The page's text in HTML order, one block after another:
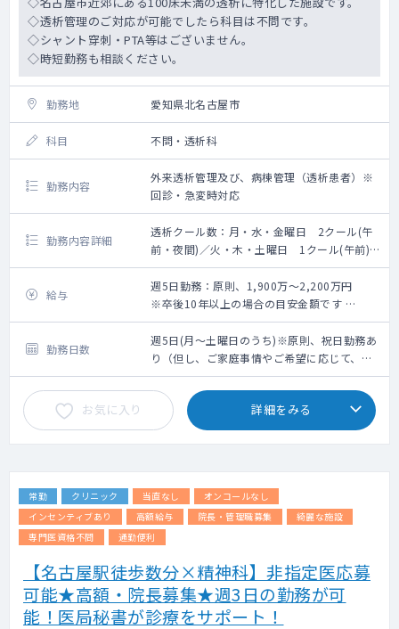
◇透析管理のご対応が可能でしたら科目は不問です。
◇シャント穿刺・PTA等はございません。
◇時短勤務も相談ください。
勤務地 愛知県北名古屋市
科目 不問・透析科
勤務内容
外来透析管理及び、病棟管理（透析患者）※
回診・急変時対応
勤務内容詳細
透析クール数：月・水・金曜日 2クール(午
前・夜間)／火・木・土曜日 1クール(午前)
■業務内容：外来透析管理及び、病棟管理(透
析患者)（回診・急変時対応）
・月水金：月水金は午前と夜間の2クール
・火木土：午前の1クールのみ
・入院透析管理：最大100人（100床）
・夜間透析の実施：有(月水金) ※最終透析開
始時刻：18:30/最終透析終了時刻：22:30
※腹膜透析の実施：有
給与
週5日勤務：原則、1,900万～2,200万円
※卒後10年以上の場合の目安金額です
※個々の詳細金額は、面談を経たうえでの人
物評価、スキル、勤務条件による
勤務日数
週5日(月～土曜日のうち)※原則、祝日勤務あ
り（但し、ご家庭事情やご希望に応じて、祝
日休みも応相談）
お気に入り 詳細をみる
常勤 クリニック 当直なし
オンコールなし
インセンティブあり
高額給与 院長・管理職募集
綺麗な施設
専門医資格不問
通勤便利
【名古屋駅徒歩数分×精神科】非指定医応募
可能★高額・院長募集★週3日の勤務が可
能！医局秘書が診療をサポート！